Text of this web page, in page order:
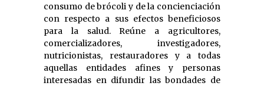
consumo de brócoli y de la concienciación
con respecto a sus efectos beneficiosos
para la salud. Reúne a agricultores,
comercializadores, investigadores,
nutricionistas, restauradores y a todas
aquellas entidades afines y personas
interesadas en difundir las bondades de